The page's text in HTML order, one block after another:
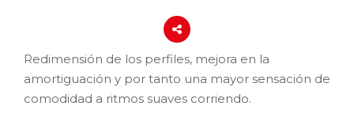
Redimensión de los perfiles, mejora en la
amortiguación y por tanto una mayor sensación de
comodidad a ritmos suaves corriendo.